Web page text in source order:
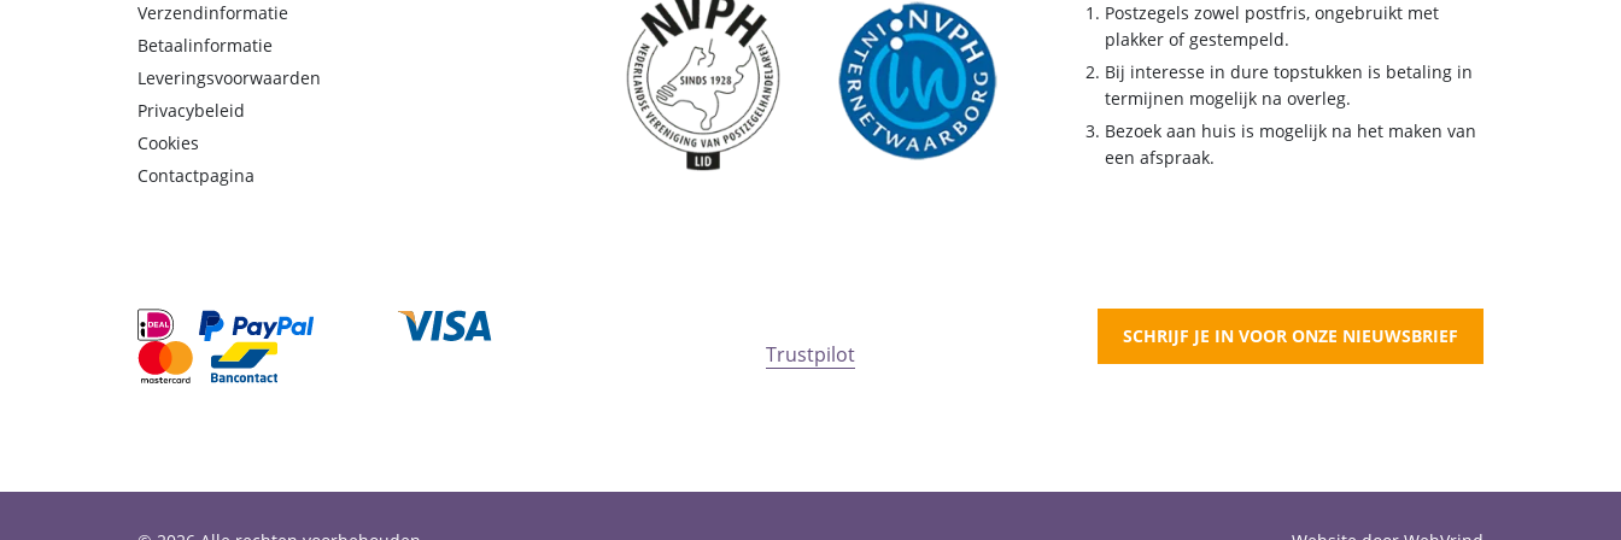
Verzendinformatie
Betaalinformatie
Leveringsvoorwaarden
Privacybeleid
Cookies
Contactpagina
Postzegels zowel postfris, ongebruikt met
plakker of gestempeld.
Bij interesse in dure topstukken is betaling in
termijnen mogelijk na overleg.
Bezoek aan huis is mogelijk na het maken van
een afspraak.
Trustpilot
SCHRIJF JE IN VOOR ONZE NIEUWSBRIEF